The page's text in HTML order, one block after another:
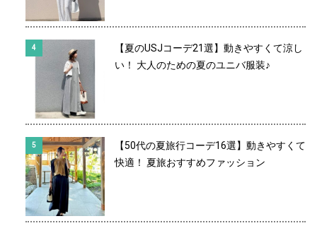
【夏のUSJコーデ21選】動きやすくて涼し
い！ 大人のための夏のユニバ服装♪
【50代の夏旅行コーデ16選】動きやすくて
快適！ 夏旅おすすめファッション